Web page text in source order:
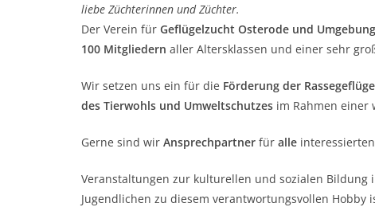
liebe Züchterinnen und Züchter.
Der Verein für Geflügelzucht Osterode und
100 Mitgliedern aller Altersklassen und einer sehr
Wir setzen uns ein für die Förderung der
des Tierwohls und Umweltschutzes im Rahmen einer
Gerne sind wir Ansprechpartner für alle interessierten
Veranstaltungen zur kulturellen und sozialen Bildung
Jugendlichen zu diesem verantwortungsvollen Hobby